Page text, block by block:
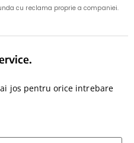
cu reclama proprie a companiei.
jos pentru orice intrebare